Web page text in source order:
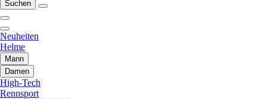
Suchen
Neuheiten
Helme
Mann
Damen
High-Tech
Rennsport